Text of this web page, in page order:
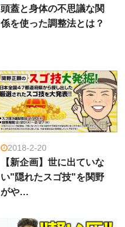
頭蓋と身体の不思議な関
係を使った調整法とは？
2018-2-20
【新企画】世に出ていな
い"隠れたスゴ技"を関野
がや…